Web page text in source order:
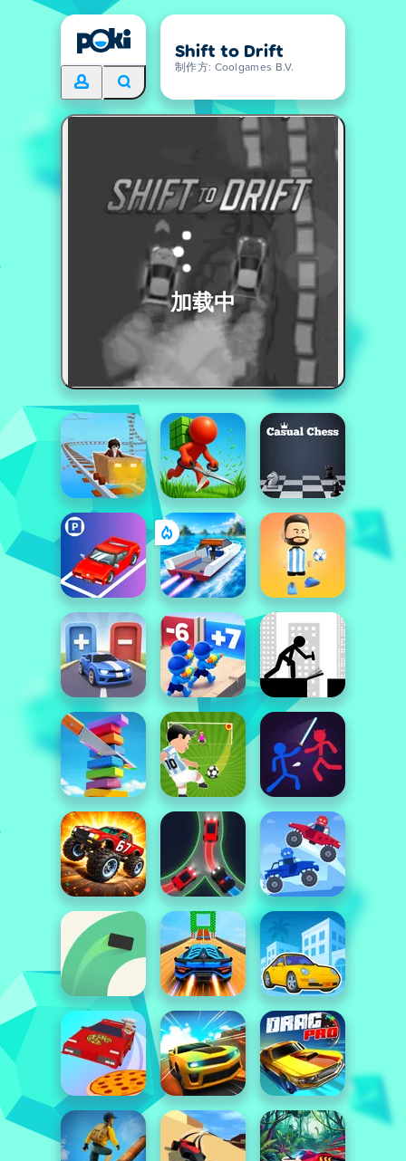
Shift to Drift
制作方: Coolgames B.V.
加载中